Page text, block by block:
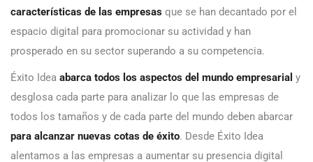
características de las empresas que se han decantado por el
espacio digital para promocionar su actividad y han
prosperado en su sector superando a su competencia.
Éxito Idea abarca todos los aspectos del mundo empresarial y
desglosa cada parte para analizar lo que las empresas de
todos los tamaños y de cada parte del mundo deben abarcar
para alcanzar nuevas cotas de éxito. Desde Éxito Idea
alentamos a las empresas a aumentar su presencia digital